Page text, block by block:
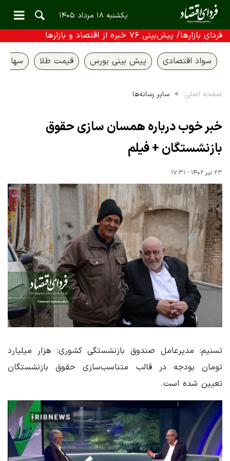
یکشنبه ۱۸ مرداد ۱۴۰۵
فردای بازارها/ پیش‌بینی ۷۶ خبره از اقتصاد و بازارها
سواد اقتصادی پیش بینی بورس قیمت طلا سهام
صفحه اصلی سایر رسانه‌ها
خبر خوب درباره همسان سازی حقوق
بازنشستگان + فیلم
۲۳ تیر ۱۴۰۲ - ۱۷:۳۱
تسنیم: مدیرعامل صندوق بازنشستگی کشوری: هزار میلیارد
تومان بودجه در قالب متناسب‌سازی حقوق بازنشستگان
تعیین شده است.